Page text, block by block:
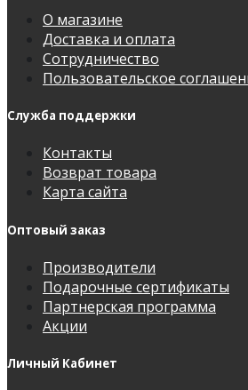
О магазине
Доставка и оплата
Сотрудничество
Пользовательское
Служба поддержки
Контакты
Возврат товара
Карта сайта
Оптовый заказ
Производители
Подарочные сертификаты
Партнерская программа
Акции
Личный Кабинет